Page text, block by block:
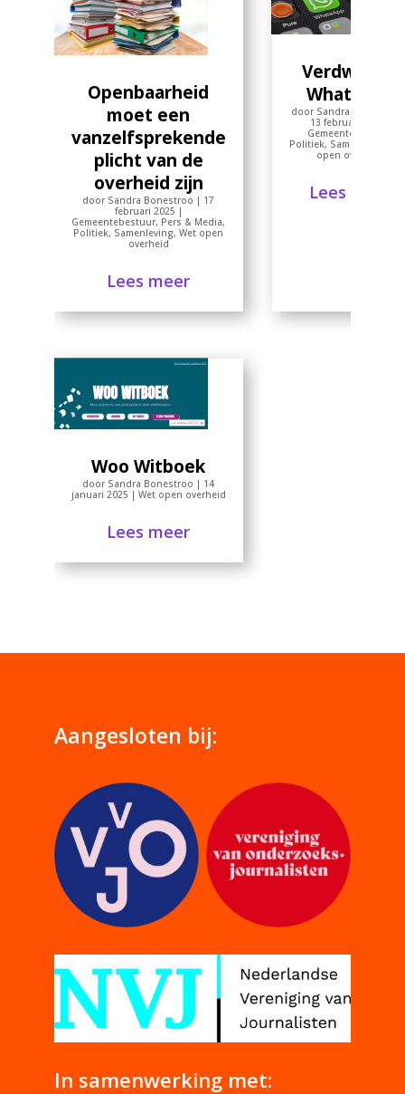
Openbaarheid
moet een
vanzelfsprekende
plicht van de
overheid zijn
door Sandra Bonestroo | 17
februari 2025 |
Gemeentebestuur, Pers & Media,
Politiek, Samenleving,Wet open
overheid
Lees meer
Verdwenen
WhatsApp
door Sandra Bonestroo
13 februari 2025
Gemeentebestuur
Politiek, Samenleving
open overheid
Lees meer
Woo Witboek
door Sandra Bonestroo | 14
januari 2025 | Wet open overheid
Lees meer
Aangesloten bij:
In samenwerking met: